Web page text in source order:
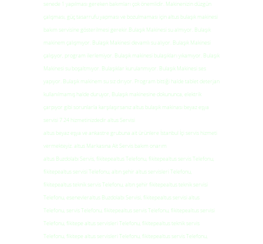
senede 1 yapılması gereken bakımları çok önemlidir. Makinenizin düzgün
çalışması, güç tasarrufu yapması ve bozulmaması için altus bulaşık makinesi
bakım servisine gösterilmesi gerekir.Bulaşık Makinesi su almıyor. Bulaşık
makinem çalışmıyor. Bulaşık Makinesi devamlı su alıyor. Bulaşık Makinesi
çalışıyor, program ilerlemiyor. Bulaşık makinesi bulaşıkları yıkamıyor. Bulaşık
Makinesi su boşaltmıyor. Bulaşıklar kurulanmıyor. Bulaşık Makinesi ses
yapıyor. Bulaşık makinem su sız dırıyor. Program bittiği halde tablet deterjan
kullanılmamış halde duruyor, Bulaşık makinesine dokununca, elektrik
çarpıyor gibi sorunlarla karşılaşırsanız altus bulaşık makinası beyaz eşya
servisi 7 24 hizmetinizdedir altus Servisi
altus beyaz eşya ve ankastre grubuna ait ürünlere İstanbul İçi servis hizmeti
vermekteyiz. altus Markasına Ait Servis bakım onarım
altus Buzdolabı Servis, fikitepealtus Telefonu, fikitepealtus servis Telefonu,
fikitepealtus servisi Telefonu, altın şehir altus servisleri Telefonu,
fikitepealtus teknik servis Telefonu, altın şehir fikitepealtus teknik servisi
Telefonu, esenevleraltus Buzdolabı Servisi, fikitepealtus servisi altus
Telefonu, servis Telefonu, fikitepealtus servis Telefonu, fikitepealtus servisi
Telefonu, fikitepe altus servisleri Telefonu, fikitepealtus teknik servis
Telefonu, fikitepe altus servisleri Telefonu, fikitepealtus servis Telefonu,